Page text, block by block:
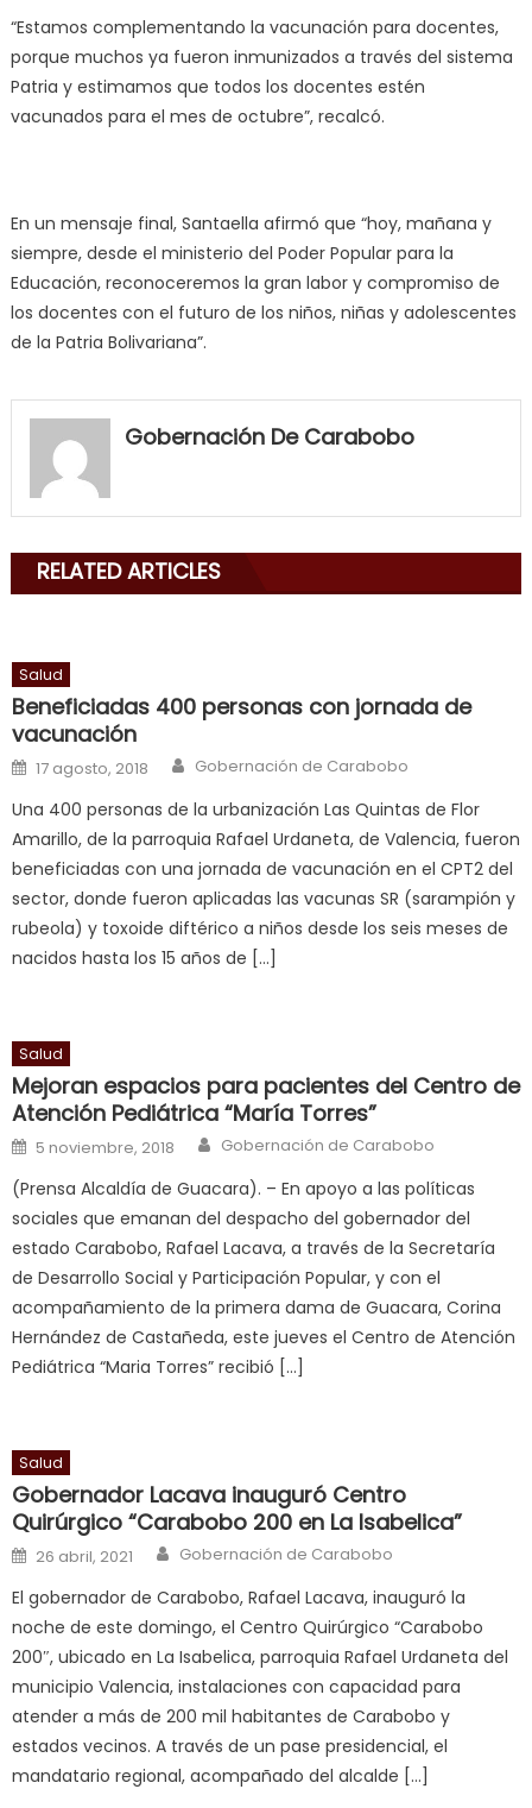
“Estamos complementando la vacunación para docentes,
porque muchos ya fueron inmunizados a través del sistema
Patria y estimamos que todos los docentes estén
vacunados para el mes de octubre”, recalcó.
En un mensaje final, Santaella afirmó que “hoy, mañana y
siempre, desde el ministerio del Poder Popular para la
Educación, reconoceremos la gran labor y compromiso de
los docentes con el futuro de los niños, niñas y adolescentes
de la Patria Bolivariana”.
my
neighbor
mouth
will
smith
is
cuckold,
nice
milf
in
squirting,
आपक
न
भ
क
च
त
स
लग
आपक
पस
द,
sexy
bbw
a
long
hard
fuck,
Gobernación De Carabobo
RELATED ARTICLES
Salud
Beneficiadas 400 personas con jornada de
vacunación
Posted on
17 agosto, 2018 Author
Gobernación de Carabobo
Una 400 personas de la urbanización Las Quintas de Flor
Amarillo, de la parroquia Rafael Urdaneta, de Valencia, fueron
beneficiadas con una jornada de vacunación en el CPT2 del
sector, donde fueron aplicadas las vacunas SR (sarampión y
rubeola) y toxoide diftérico a niños desde los seis meses de
nacidos hasta los 15 años de […]
Salud
Mejoran espacios para pacientes del Centro de
Atención Pediátrica “María Torres”
Posted on
5 noviembre, 2018 Author
Gobernación de Carabobo
(Prensa Alcaldía de Guacara). – En apoyo a las políticas
sociales que emanan del despacho del gobernador del
estado Carabobo, Rafael Lacava, a través de la Secretaría
de Desarrollo Social y Participación Popular, y con el
acompañamiento de la primera dama de Guacara, Corina
Hernández de Castañeda, este jueves el Centro de Atención
Pediátrica “Maria Torres” recibió […]
Salud
Gobernador Lacava inauguró Centro
Quirúrgico “Carabobo 200 en La Isabelica”
Posted on
26 abril, 2021 Author
Gobernación de Carabobo
El gobernador de Carabobo, Rafael Lacava, inauguró la
noche de este domingo, el Centro Quirúrgico “Carabobo
200″, ubicado en La Isabelica, parroquia Rafael Urdaneta del
municipio Valencia, instalaciones con capacidad para
atender a más de 200 mil habitantes de Carabobo y
estados vecinos. A través de un pase presidencial, el
mandatario regional, acompañado del alcalde […]